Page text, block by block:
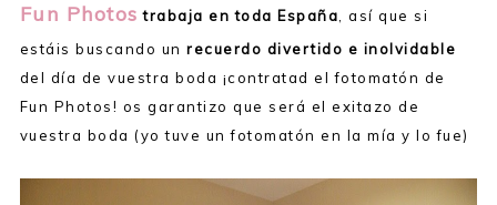
Fun Photos trabaja en toda España, así que si
estáis buscando unrecuerdo divertido e inolvidable
del día de vuestra boda ¡contratad el fotomatón de
Fun Photos! os garantizo que será el exitazo de
vuestra boda (yo tuve un fotomatón en la mía y lo fue)